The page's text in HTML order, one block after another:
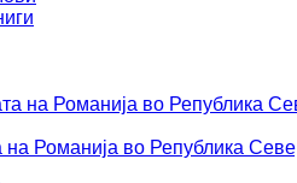
Романија во Република